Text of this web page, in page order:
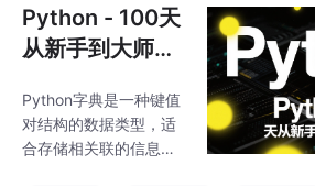
符和原始字符串。文章
详细讲解了字符串的各
种运算，如拼接、重
等，并展示了获取长
度、索引切片和字符遍
历的方法。最后介绍了
Python - 100天
从新手到大师：
据结构之字典
Python字典是一种键值
对结构的数据类型，适
合存储相关联的信息。